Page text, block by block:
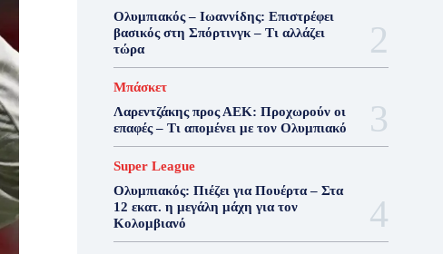
Ολυμπιακός – Ιωαννίδης: Επιστρέφει
βασικός στη Σπόρτινγκ – Τι αλλάζει
τώρα
Μπάσκετ
Λαρεντζάκης προς ΑΕΚ: Προχωρούν οι
επαφές – Τι απομένει με τον Ολυμπιακό
Super League
Ολυμπιακός: Πιέζει για Πουέρτα – Στα
12 εκατ. η μεγάλη μάχη για τον
Κολομβιανό